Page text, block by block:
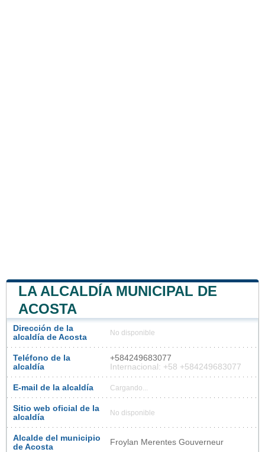
LA ALCALDÍA MUNICIPAL DE
ACOSTA
Dirección de la
alcaldía de Acosta
No disponible
Teléfono de la
alcaldía
+584249683077
Internacional: +58 +584249683077
E-mail de la alcaldía Cargando...
Sitio web oficial de la
alcaldía
No disponible
Alcalde del municipio
de Acosta
Froylan Merentes Gouverneur